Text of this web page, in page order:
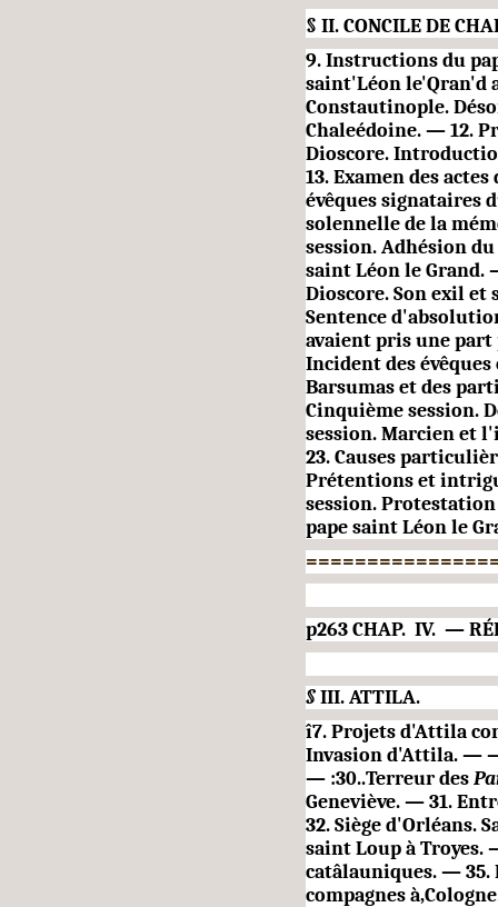
§ II.CONCILE DE
9. Instructions du
saint'Léon le'Qran'd
Constautinople.
Chaleédoine. — 12.
Dioscore.
13. Examen des
évêques signataires
solennelle de la
session. Adhésion
saintLéon le Grand.
Dioscore. Son exil et
Sentence
avaient pris une
Incident des
Barsumas et des
Cinquième session.
session. Marcien et
23. Causes
Prétentions et
session.
pape saint Léon le
p263 CHAP. IV. —
§III.ATTILA.
î7.Projets d'Attila
Invasion d'Attila. —
— :30..Terreur des
Geneviève. — 31.
32. Siège d'Orléans.
saint Loup àTroyes.
catâlauniques. — 35.
compagnes